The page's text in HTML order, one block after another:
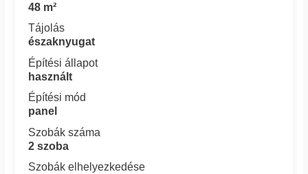
48 m²
Tájolás
északnyugat
Építési állapot
használt
Építési mód
panel
Szobák száma
2 szoba
Szobák elhelyezkedése